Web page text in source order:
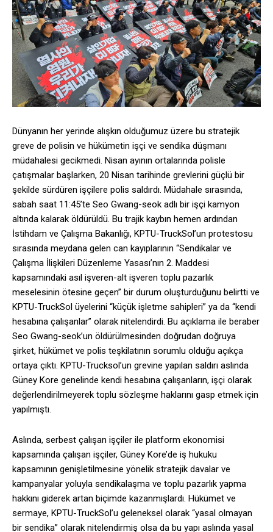
Dünyanın her yerinde alışkın olduğumuz üzere bu stratejik
greve de polisin ve hükümetin işçi ve sendika düşmanı
müdahalesi gecikmedi. Nisan ayının ortalarında polisle
çatışmalar başlarken, 20 Nisan tarihinde grevlerini güçlü bir
şekilde sürdüren işçilere polis saldırdı. Müdahale sırasında,
sabah saat 11:45’te Seo Gwang-seok adlı bir işçi kamyon
altında kalarak öldürüldü. Bu trajik kaybın hemen ardından
İstihdam ve Çalışma Bakanlığı, KPTU-TruckSol’un protestosu
sırasında meydana gelen can kayıplarının “Sendikalar ve
Çalışma İlişkileri Düzenleme Yasası’nın 2. Maddesi
kapsamındaki asıl işveren-alt işveren toplu pazarlık
meselesinin ötesine geçen” bir durum oluşturduğunu belirtti ve
KPTU-TruckSol üyelerini “küçük işletme sahipleri” ya da “kendi
hesabına çalışanlar” olarak nitelendirdi. Bu açıklama ile beraber
Seo Gwang-seok’un öldürülmesinden doğrudan doğruya
şirket, hükümet ve polis teşkilatının sorumlu olduğu açıkça
ortaya çıktı. KPTU-Trucksol’un grevine yapılan saldırı aslında
Güney Kore genelinde kendi hesabına çalışanların, işçi olarak
değerlendirilmeyerek toplu sözleşme haklarını gasp etmek için
yapılmıştı.
Aslında, serbest çalışan işçiler ile platform ekonomisi
kapsamında çalışan işçiler, Güney Kore’de iş hukuku
kapsamının genişletilmesine yönelik stratejik davalar ve
kampanyalar yoluyla sendikalaşma ve toplu pazarlık yapma
hakkını giderek artan biçimde kazanmışlardı. Hükümet ve
sermaye, KPTU-TruckSol’u geleneksel olarak “yasal olmayan
bir sendika” olarak nitelendirmiş olsa da bu yapı aslında yasal